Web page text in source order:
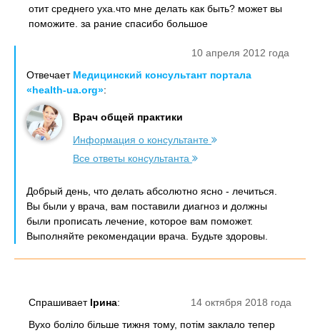
отит среднего уха.что мне делать как быть? может вы
поможите. за рание спасибо большое
10 апреля 2012 года
Отвечает Медицинский консультант портала
«health-ua.org»:
Врач общей практики
Информация о консультанте
Все ответы консультанта
Добрый день, что делать абсолютно ясно - лечиться.
Вы были у врача, вам поставили диагноз и должны
были прописать лечение, которое вам поможет.
Выполняйте рекомендации врача. Будьте здоровы.
14 октября 2018 года
Спрашивает Ірина:
Вухо боліло більше тижня тому, потім заклало тепер